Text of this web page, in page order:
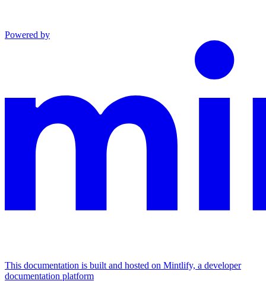
Powered by
This documentation is built and hosted on Mintlify, a developer
documentation platform